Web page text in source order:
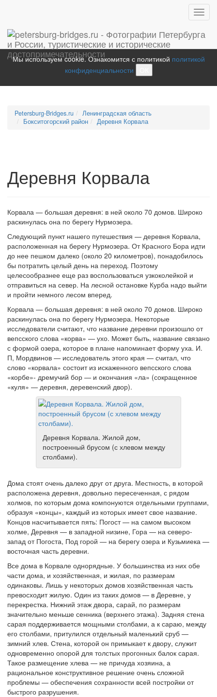
Мы используем cookie. Ознакомится с политикой политикой
конфиденциальности
Petersburg-Bridges.ru
Ленинградская область
Бокситогорский район
Деревня Корвала
Деревня Корвала
Корвала — большая деревня: в ней около 70 домов. Широко
раскинулась она по берегу Нурмозера.
Следующий пункт нашего путешествия — деревня Корвала,
расположенная на берегу Нурмозера. От Красного Бора идти
до нее пешком далеко (около 20 километров), понадобилось
бы потратить целый день на переход. Поэтому
целесообразнее еще раз воспользоваться узкоколейкой и
отправиться на север. На лесной остановке Курба надо выйти
и пройти немного лесом вперед.
Корвала — большая деревня: в ней около 70 домов. Широко
раскинулась она по берегу Нурмозера. Некоторые
исследователи считают, что название деревни произошло от
вепсского слова «корва» — ухо. Может быть, название связано
с формой озера, которое в плане напоминает форму уха. И.
П, Мордвинов — исследователь этого края — считал, что
слово «корвала» состоит из искаженного вепсского слова
«корбе»- дремучий бор — и окончания «ла» (сокращенное
«куля» — деревня, деревенский двор).
Деревня Корвала. Жилой дом,
построенный брусом (с хлевом между
столбами).
Дома стоят очень далеко друг от друга. Местность, в которой
расположена деревня, довольно пересеченная, с рядом
холмов, по которым дома компонуются отдельными группами,
образуя «концы», каждый из которых имеет свое название.
Концов насчитывается пять: Погост — на самом высоком
холме, Деревня — в западной низине, Гора — на северо-
запад от Погоста, Под горой — на берегу озера и Кузьмиека —
восточная часть деревни.
Все дома в Корвале однорядные. У большинства из них обе
части дома, и хозяйственная, и жилая, по размерам
одинаковы. Лишь у некоторых домов хозяйственная часть
превосходит жилую. Один из таких домов — в Деревне, у
перекрестка. Нижний этаж двора, сарай, по размерам
значительно меньше сенника (верхнего этажа). Задняя стена
сарая поддерживается мощными столбами, а к сараю, между
его столбами, притулился отдельный маленький сруб —
зимний хлев. Стена, которой он примыкает к двору, служит
одновременно опорой для толстых прогонных балок сарая.
Такое размещение хлева — не причуда хозяина, а
рациональное конструктивное решение очень сложной
проблемы — обеспечения сохранности всей постройки от
быстрого разрушения.